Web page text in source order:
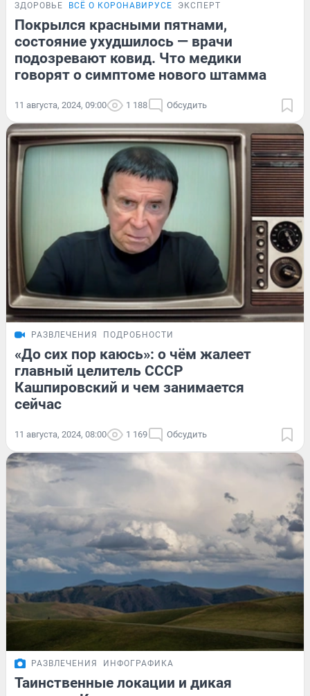
ЗДОРОВЬЕ ВСЁ О КОРОНАВИРУСЕ ЭКСПЕРТ
Покрылся красными пятнами,
состояние ухудшилось — врачи
подозревают ковид. Что медики
говорят о симптоме нового штамма
11 августа, 2024, 09:00 1 188 Обсудить
РАЗВЛЕЧЕНИЯ ПОДРОБНОСТИ
«До сих пор каюсь»: о чём жалеет
главный целитель СССР
Кашпировский и чем занимается
сейчас
11 августа, 2024, 08:00 1 169 Обсудить
РАЗВЛЕЧЕНИЯ ИНФОГРАФИКА
Таинственные локации и дикая